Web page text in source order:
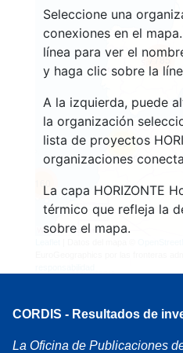
Seleccione una
conexiones en el
línea para ver el
y haga clic sobre la
A la izquierda, puede
la organización
lista de proyectos
organizaciones
La capa HORIZONTE
térmico que refleja la
sobre el mapa.
160
58
7785
CORDIS - Resultados de
La Oficina de Publicaciones